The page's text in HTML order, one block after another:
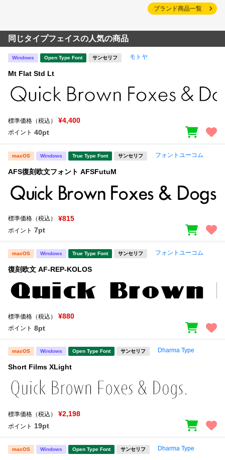
ブランド商品一覧
同じタイプフェイスの人気の商品
Windows Open Type Font サンセリフ モトヤ
Mt Flat Std Lt
標準価格（税込） ¥4,400
ポイント 40pt
macOS Windows True Type Font サンセリフ フォントユーコム
AFS復刻欧文フォント AFSFutuM
標準価格（税込） ¥815
ポイント 7pt
macOS Windows True Type Font サンセリフ フォントユーコム
復刻欧文 AF-REP-KOLOS
標準価格（税込） ¥880
ポイント 8pt
macOS Windows Open Type Font サンセリフ Dharma Type
Short Films XLight
標準価格（税込） ¥2,198
ポイント 19pt
macOS Windows Open Type Font サンセリフ Dharma Type